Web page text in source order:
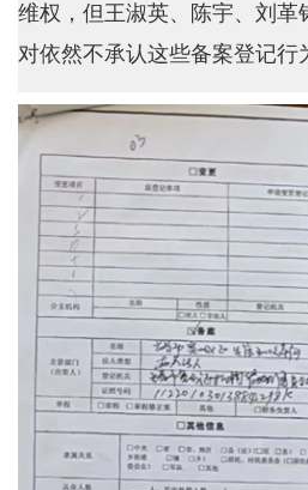
维权，但王淑英、陈宇、刘革
对依然不承认这些备案登记行